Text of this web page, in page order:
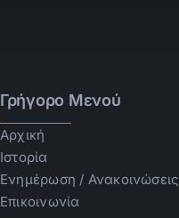
Γρήγορο Μενού
Αρχική
Ιστορία
Ενημέρωση / Ανακοινώσεις
Επικοινωνία